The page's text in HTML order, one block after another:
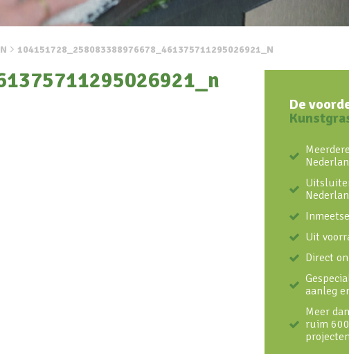
104151728_258083388976678_461375711295026921_N
De
Uit
Direct
aanleg
Meer
ruim
projecten